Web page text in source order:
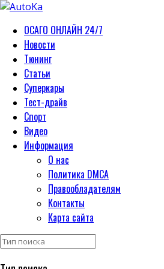
ОСАГО ОНЛАЙН 24/7
Новости
Тюнинг
Статьи
Суперкары
Тест-драйв
Спорт
Видео
Информация
О нас
Политика DMCA
Правообладателям
Контакты
Карта сайта